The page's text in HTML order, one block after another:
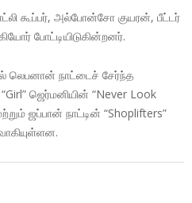
கூப்பர், அல்போன்சோ குயரன், பீட்டர்
போட்டியிடுகின்றனர்.
லெபனான் நாட்டைச் சேர்ந்த
ஜெர்மனியின் “Never Look
ஜப்பான் நாட்டின் “Shoplifters”